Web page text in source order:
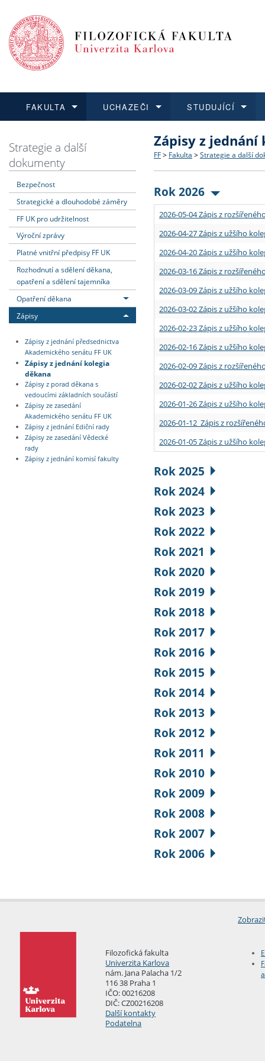
FAKULTA
Dozvědět se více
Struktura a historie
Strategie a další
Podpora a benefity pro
Absolventi fakulty
UCHAZEČI
Podat přihlášku
Co studovat a jak se
Učitelské studijní
Informace k průběhu
STUDUJÍCÍ
Dozvědět se více
Bakalářské a magisterské
Doktorské studium
Rigorózní řízení
Dozvědět se více
O vědě a výzkumu na FF
Akademické kvalifikace
Granty a projekty
Dozvědět se více
Aktuální nabídky a
Vyjíždějící studenti
Přijíždějící studenti
Vyjíždějící zaměstnanci
Strategie a další
dokumenty
Bezpečnost
Strategické a dlouhodobé záměry
FF UK pro udržitelnost
Výroční zprávy
Platné vnitřní předpisy FF UK
Rozhodnutí a sdělení děkana,
opatření a sdělení tajemníka
Opatření děkana
Zápisy
Zápisy z jednání předsednictva
Akademického senátu FF UK
Zápisy z jednání kolegia
děkana
Zápisy z porad děkana s
vedoucími základních součástí
Zápisy ze zasedání
Akademického senátu FF UK
Zápisy z jednání Ediční rady
Zápisy ze zasedání Vědecké
rady
Zápisy z jednání komisí fakulty
Zápisy z jednání
FF > Fakulta > Strategie a další
Rok 2026
2026-05-04 Zápis z
2026-04-27 Zápis z užšího
2026-04-20 Zápis z užšího
2026-03-16 Zápis z
2026-03-09 Zápis z užšího
2026-03-02 Zápis z užšího
2026-02-23 Zápis z užšího
2026-02-16 Zápis z užšího
2026-02-09 Zápis z
2026-02-02 Zápis z užšího
2026-01-26 Zápis z užšího
2026-01-12 Zápis z
2026-01-05 Zápis z užšího
Rok 2025
Rok 2024
Rok 2023
Rok 2022
Rok 2021
Rok 2020
Rok 2019
Rok 2018
Rok 2017
Rok 2016
Rok 2015
Rok 2014
Rok 2013
Rok 2012
Rok 2011
Rok 2010
Rok 2009
Rok 2008
Rok 2007
Rok 2006
Filozofická fakulta
Univerzita Karlova
nám. Jana Palacha 1/2
116 38 Praha 1
IČO: 00216208
DIČ: CZ00216208
Další kontakty
Podatelna